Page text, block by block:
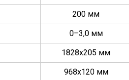
200 мм
0–3,0 мм
1828х205 мм
968х120 мм